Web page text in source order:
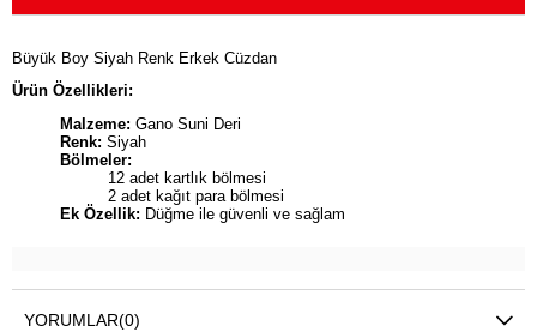
Büyük Boy Siyah Renk Erkek Cüzdan
Ürün Özellikleri:
Malzeme: Gano Suni Deri
Renk: Siyah
Bölmeler:
12 adet kartlık bölmesi
2 adet kağıt para bölmesi
Ek Özellik: Düğme ile güvenli ve sağlam
YORUMLAR(0)